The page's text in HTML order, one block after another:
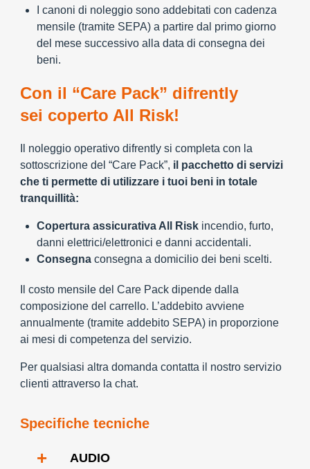
I canoni di noleggio sono addebitati con cadenza
mensile (tramite SEPA) a partire dal primo giorno
del mese successivo alla data di consegna dei
beni.
Con il “Care Pack” difrently
sei coperto All Risk!
Il noleggio operativo difrently si completa con la
sottoscrizione del “Care Pack”, il pacchetto di servizi
che ti permette di utilizzare i tuoi beni in totale
tranquillità:
Copertura assicurativa All Risk incendio, furto,
danni elettrici/elettronici e danni accidentali.
Consegna consegna a domicilio dei beni scelti.
Il costo mensile del Care Pack dipende dalla
composizione del carrello. L’addebito avviene
annualmente (tramite addebito SEPA) in proporzione
ai mesi di competenza del servizio.
Per qualsiasi altra domanda contatta il nostro servizio
clienti attraverso la chat.
Specifiche tecniche
+ AUDIO